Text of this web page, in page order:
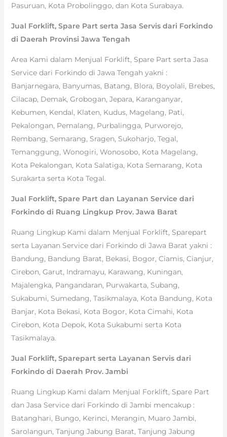
Pasuruan, Kota Probolinggo, dan Kota Surabaya.
Jual Forklift, Spare Part serta Jasa Servis dari Forkindo
di Daerah Provinsi Jawa Tengah
Area Kami dalam Menjual Forklift, Spare Part serta Jasa
Service dari Forkindo di Jawa Tengah yakni :
Banjarnegara, Banyumas, Batang, Blora, Boyolali, Brebes,
Cilacap, Demak, Grobogan, Jepara, Karanganyar,
Kebumen, Kendal, Klaten, Kudus, Magelang, Pati,
Pekalongan, Pemalang, Purbalingga, Purworejo,
Rembang, Semarang, Sragen, Sukoharjo, Tegal,
Temanggung, Wonogiri, Wonosobo, Kota Magelang,
Kota Pekalongan, Kota Salatiga, Kota Semarang, Kota
Surakarta serta Kota Tegal.
Jual Forklift, Spare Part dan Layanan Service dari
Forkindo di Ruang Lingkup Prov. Jawa Barat
Ruang Lingkup Kami dalam Menjual Forklift, Sparepart
serta Layanan Service dari Forkindo di Jawa Barat yakni :
Bandung, Bandung Barat, Bekasi, Bogor, Ciamis, Cianjur,
Cirebon, Garut, Indramayu, Karawang, Kuningan,
Majalengka, Pangandaran, Purwakarta, Subang,
Sukabumi, Sumedang, Tasikmalaya, Kota Bandung, Kota
Banjar, Kota Bekasi, Kota Bogor, Kota Cimahi, Kota
Cirebon, Kota Depok, Kota Sukabumi serta Kota
Tasikmalaya.
Jual Forklift, Sparepart serta Layanan Servis dari
Forkindo di Daerah Prov. Jambi
Ruang Lingkup Kami dalam Menjual Forklift, Spare Part
dan Jasa Service dari Forkindo di Jambi mencakup :
Batanghari, Bungo, Kerinci, Merangin, Muaro Jambi,
Sarolangun, Tanjung Jabung Barat, Tanjung Jabung